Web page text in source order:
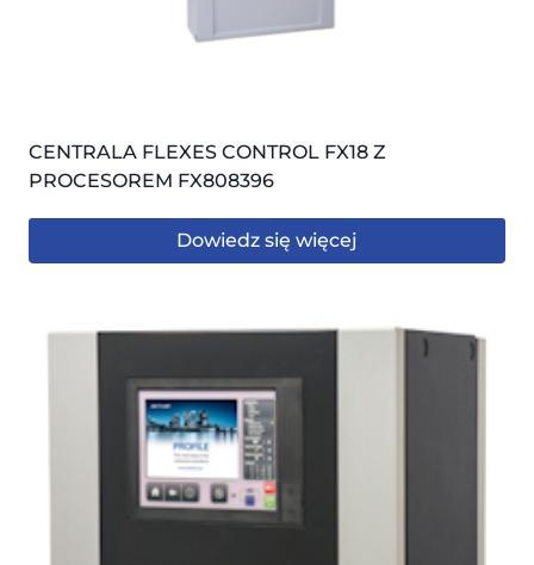
CENTRALA FLEXES CONTROL FX18 Z
PROCESOREM FX808396
Dowiedz się więcej